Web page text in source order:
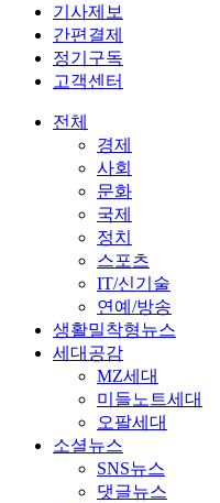
기사제보
간편결제
정기구독
고객센터
전체
경제
사회
문화
국제
정치
스포츠
IT/신기술
연예/방송
생활밀착형뉴스
세대공감
MZ세대
미들노트세대
오팔세대
소셜뉴스
SNS뉴스
댓글뉴스